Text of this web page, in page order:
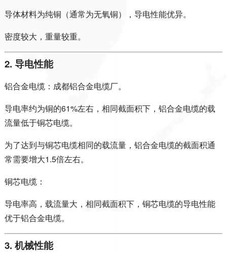
导体材料为纯铜（通常为无氧铜），导电性能优异。
密度较大，重量较重。
2. 导电性能
铝合金电缆：成都铝合金电缆厂。
导电率约为铜的61%左右，相同截面积下，铝合金电缆的载
流量低于铜芯电缆。
为了达到与铜芯电缆相同的载流量，铝合金电缆的截面积通
常需要增大1.5倍左右。
铜芯电缆：
导电率高，载流量大，相同截面积下，铜芯电缆的导电性能
优于铝合金电缆。
3. 机械性能